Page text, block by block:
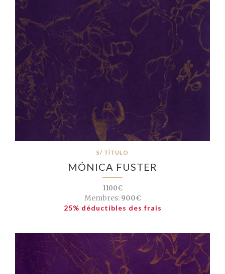
S/ TÍTULO
MÓNICA FUSTER
1100€
Membres:900€
25% déductibles des frais